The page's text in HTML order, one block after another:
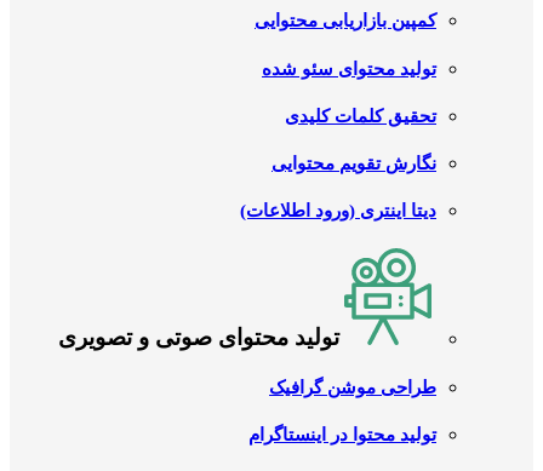
کمپین بازاریابی محتوایی
تولید محتوای سئو شده
تحقیق کلمات کلیدی
نگارش تقویم محتوایی
دیتا اینتری (ورود اطلاعات)
تولید محتوای صوتی و تصویری
طراحی موشن گرافیک
تولید محتوا در اینستاگرام